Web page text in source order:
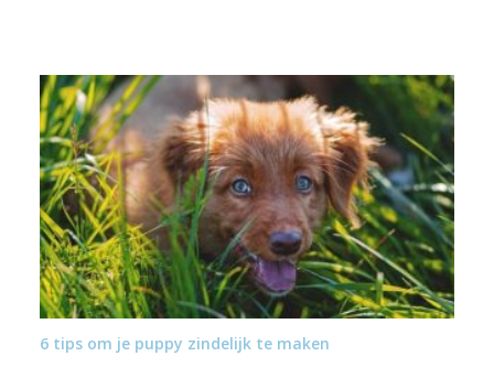
6 tips om je puppy zindelijk te maken